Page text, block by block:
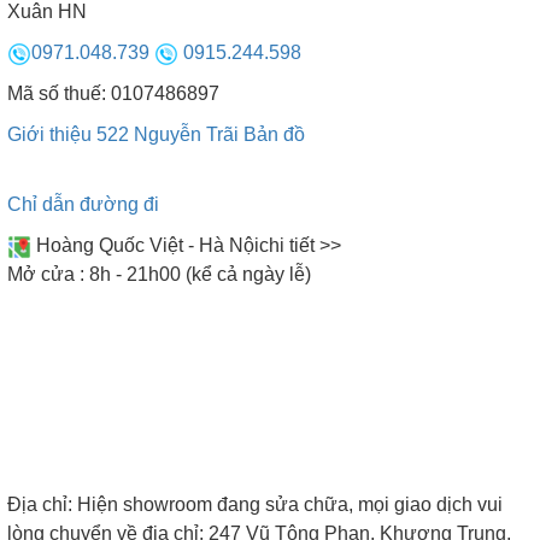
gian phòng vừa hoặc lớn với số lượng từ 4 đến 8
người.
nên lắp đặt máy có công suất phù hợp với thể tích
phòng, tránh tình trạng không đủ nhiệt nóng hay
nóng quá mức gây ảnh hưởng không tốt cho sức
5. Bảng điều khiển
Xuân HN
0971.048.739
0915.244.598
Mã số thuế: 0107486897
Giới thiệu 522 Nguyễn Trãi Bản đồ
Chỉ dẫn đường đi
Hoàng Quốc Việt - Hà Nộichi tiết >>
Mở cửa : 8h - 21h00 (kể cả ngày lễ)
Địa chỉ: Hiện showroom đang sửa chữa, mọi giao dịch vui
lòng chuyển về địa chỉ: 247 Vũ Tông Phan, Khương Trung,